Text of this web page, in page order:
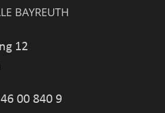
BAYREUTH
12
00 840 9